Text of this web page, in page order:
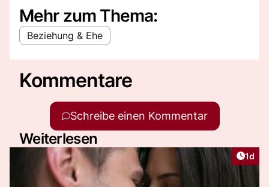
Mehr zum Thema:
Beziehung & Ehe
Kommentare
Schreibe einen Kommentar
Weiterlesen
1d